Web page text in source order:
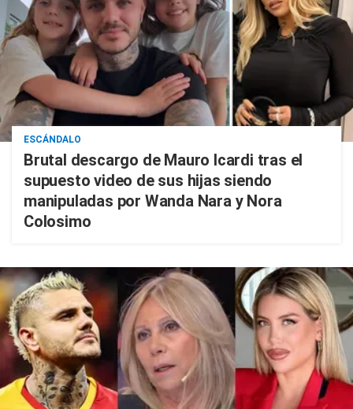
ESCÁNDALO
Brutal descargo de Mauro Icardi tras el
supuesto video de sus hijas siendo
manipuladas por Wanda Nara y Nora
Colosimo